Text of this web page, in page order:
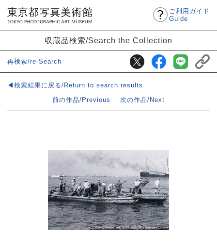
ご利用ガイド
Guide
収蔵品検索/Search the Collection
再検索/re-Search
◀検索結果に戻る/Return to search results
前の作品/Previous
次の作品/Next